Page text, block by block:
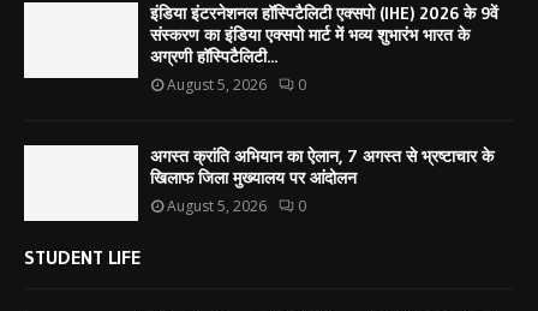
इंडिया इंटरनेशनल हॉस्पिटैलिटी एक्सपो (IHE) 2026 के 9वें
संस्करण का इंडिया एक्सपो मार्ट में भव्य शुभारंभ भारत के
अग्रणी हॉस्पिटैलिटी...
August 5, 2026 0
अगस्त क्रांति अभियान का ऐलान, 7 अगस्त से भ्रष्टाचार के
खिलाफ जिला मुख्यालय पर आंदोलन
August 5, 2026 0
STUDENT LIFE